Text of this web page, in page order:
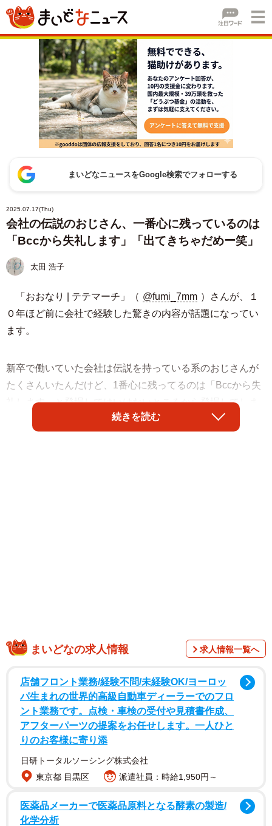
まいどなニュースをGoogle検索でフォローする
2025.07.17(Thu)
会社の伝説のおじさん、一番心に残っているのは
「Bccから失礼します」「出てきちゃだめー笑」
太田 浩子
「おおなり | テテマーチ」（ @fumi_7mm ）さんが、１
０年ほど前に会社で経験した驚きの内容が話題になってい
ます。
新卒で働いていた会社は伝説を持っている系のおじさんが
たくさんいたんだけど、1番心に残ってるのは「Bccから失
礼します」と登場してはいけないところから登場してしま
てました」と登場してしまったのです。
「Bccは“姿を消す忍者装束”なのに、あえて名乗り出ちゃう
破天荒さ🤣 その瞬間、社内の空気がフリーズする絵面が
浮かんで震えました…！ レジェンドはやはり常識の外側
続きを読む
まいどなの求人情報 求人情報一覧へ
店舗フロント業務/経験不問/未経験OK/ヨーロッ
パ生まれの世界的高級自動車ディーラーでのフロ
ント業務です。点検・車検の受付や見積書作成、
アフターパーツの提案をお任せします。一人ひと
りのお客様に寄り添
日研トータルソーシング株式会社
東京都 目黒区
派遣社員：時給1,950円～
医薬品メーカーで医薬品原料となる酵素の製造/
化学分析